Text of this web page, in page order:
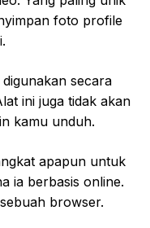
foto profile
secara
ini juga tidak akan
kamu unduh.
apapun untuk
ia berbasis online.
browser.